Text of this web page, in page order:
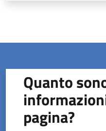
Quanto
pagina?